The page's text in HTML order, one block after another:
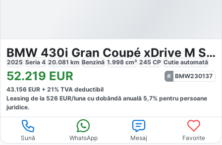
BMW 430i Gran Coupé xDrive M Sport
2025 Seria 4 20.081 km Benzină 1.998 cm³ 245 CP Cutie automată
52.219 EUR
BMW230137
43.156 EUR + 21% TVA deductibil
Leasing de la 526 EUR/luna cu dobăndă anuală 5,7% pentru persoane
juridice.
Sună WhatsApp Mesaj Favorite